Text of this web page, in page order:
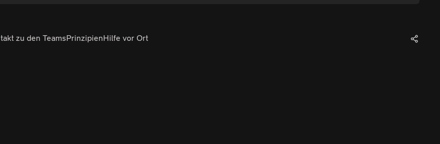
zu den TeamsPrinzipienHilfe vor Ort